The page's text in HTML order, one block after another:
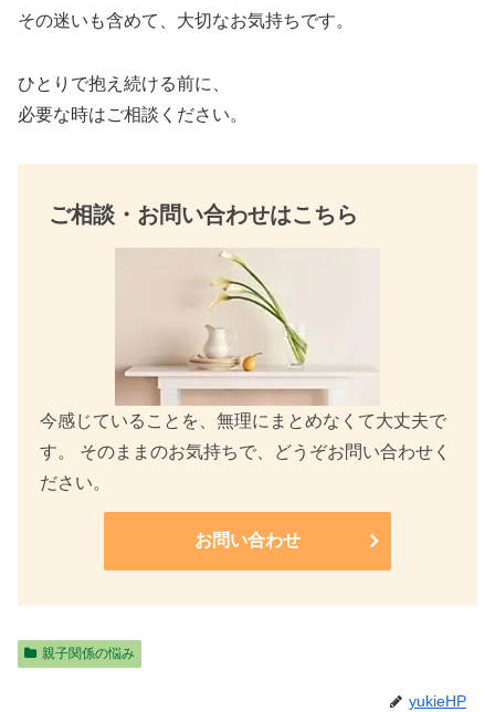
o
k
その迷いも含めて、大切なお気持ちです。
ひとりで抱え続ける前に、
必要な時はご相談ください。
ご相談・お問い合わせはこちら
今感じていることを、無理にまとめなくて大丈夫で
す。 そのままのお気持ちで、どうぞお問い合わせく
ださい。
お問い合わせ
親子関係の悩み
yukieHP